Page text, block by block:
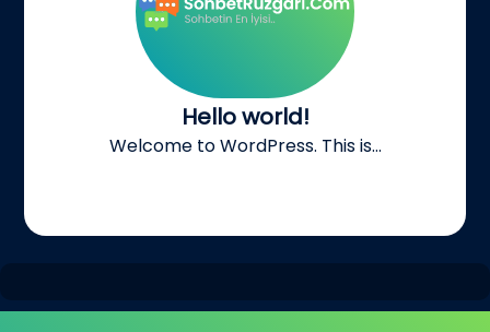
Hello world!
Welcome to WordPress. This is...